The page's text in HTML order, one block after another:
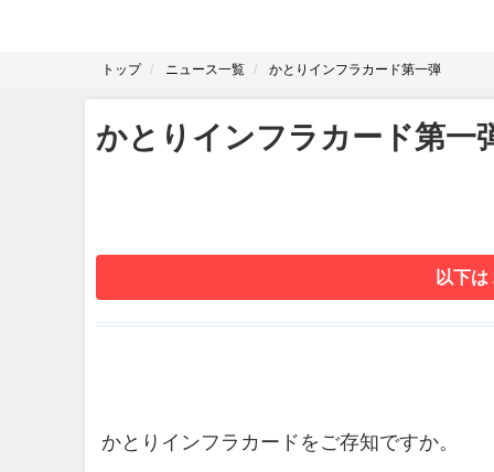
トップ ニュース一覧 かとりインフラカード第一弾
かとりインフラカード第一
以下
かとりインフラカードをご存知ですか。